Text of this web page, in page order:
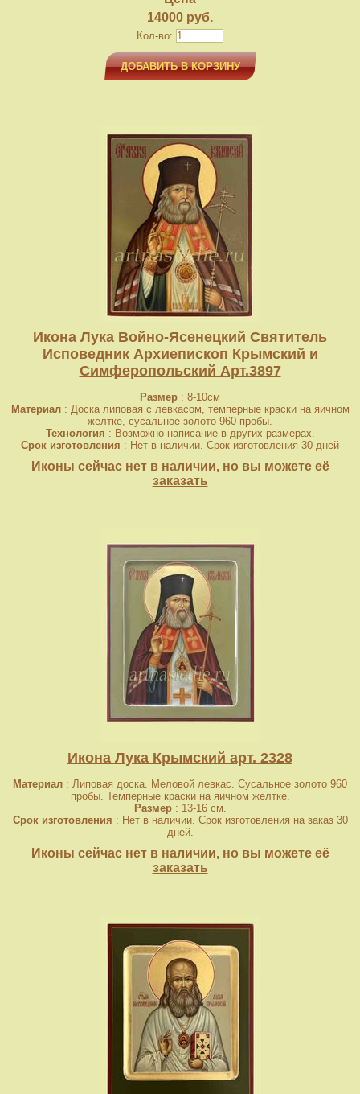
14000 руб.
Кол-во:
ДОБАВИТЬ В КОРЗИНУ
Икона Лука Войно-Ясенецкий Святитель
Исповедник Архиепископ Крымский и
Симферопольский Арт.3897
Размер : 8-10см
Материал: Доска липовая с левкасом, темперные краски на яичном
желтке, сусальное золото 960 пробы.
Технология : Возможно написание в других размерах.
Срок изготовления : Нет в наличии. Срок изготовления 30 дней
Иконы сейчас нет в наличии, но вы можете её
заказать
Икона Лука Крымский арт. 2328
Материал : Липовая доска. Меловой левкас. Сусальное золото 960
пробы. Темперные краски на яичном желтке.
Размер: 13-16 см.
Срок изготовления : Нет в наличии. Срок изготовления на заказ 30
дней.
Иконы сейчас нет в наличии, но вы можете её
заказать